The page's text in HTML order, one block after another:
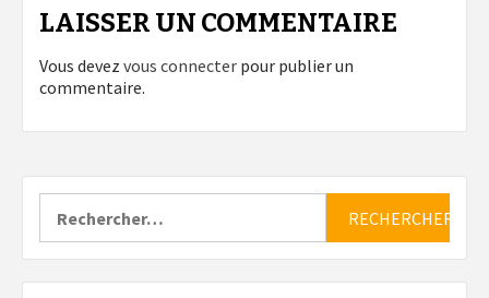
LAISSER UN COMMENTAIRE
Vous devez vous connecter pour publier un
commentaire.